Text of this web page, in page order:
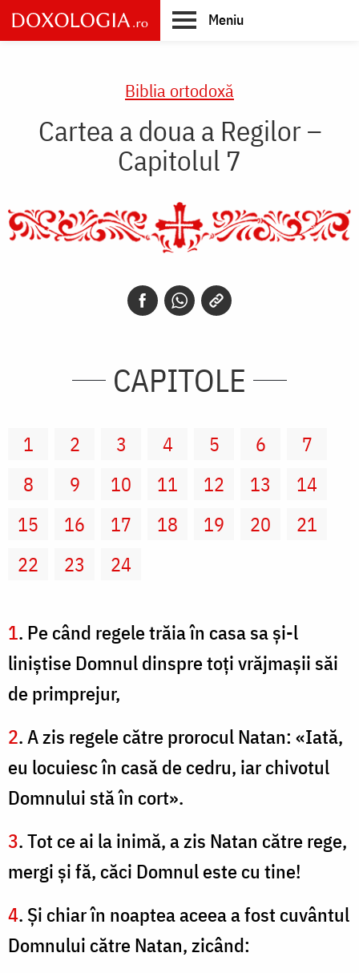
Skip
to
main
Meniu
Biblia ortodoxă
Cartea a doua a Regilor –
Capitolul 7
CAPITOLE
1 2 3 4 5 6
7
8
9 10 11 12 13
14
15
16 17 18 19 20
21
22
23 24
1. Pe când regele trăia în casa sa şi-l
liniştise Domnul dinspre toţi vrăjmaşii săi
de primprejur,
2. A zis regele către prorocul Natan: «Iată,
eu locuiesc în casă de cedru, iar chivotul
Domnului stă în cort».
3. Tot ce ai la inimă, a zis Natan către rege,
mergi şi fă, căci Domnul este cu tine!
4. Şi chiar în noaptea aceea a fost cuvântul
Domnului către Natan, zicând: